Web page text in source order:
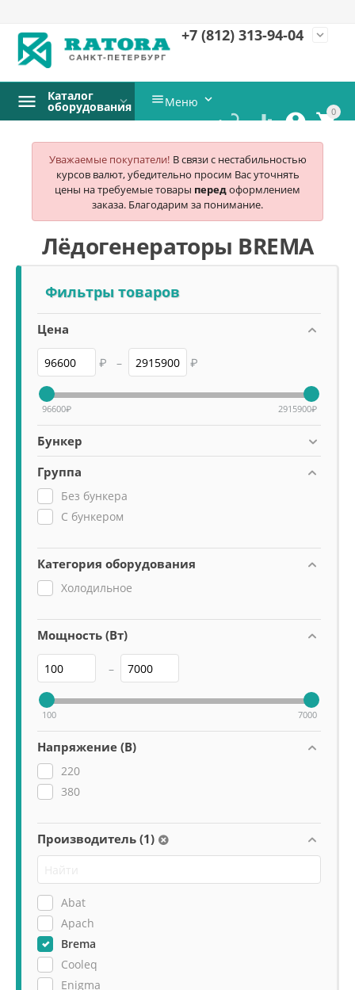
+7 (812) 313-94-04 expand_more
0


 
Каталог
оборудования Меню 
Уважаемые покупатели! В связи с нестабильностью
курсов валют, убедительно просим Вас уточнять
цены на требуемые товары передоформлением
заказа. Благодарим за понимание.
Лёдогенераторы BREMA
Фильтры товаров
Цена
₽ – ₽
96600₽ 2915900₽
Бункер
Группа
Без бункера
С бункером
Категория оборудования
Холодильное
Мощность (Вт)
–
100 7000
Напряжение (В)
220
380
Производитель (1)
Abat
Apach
Brema
Cooleq
Enigma